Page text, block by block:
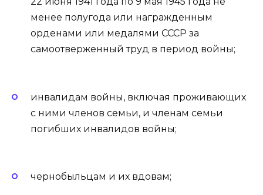
менее полугода или награжденным
орденами или медалями СССР за
самоотверженный труд в период войны;
инвалидам войны, включая проживающих
с ними членов семьи, и членам семьи
погибших инвалидов войны;
чернобыльцам и их вдовам;